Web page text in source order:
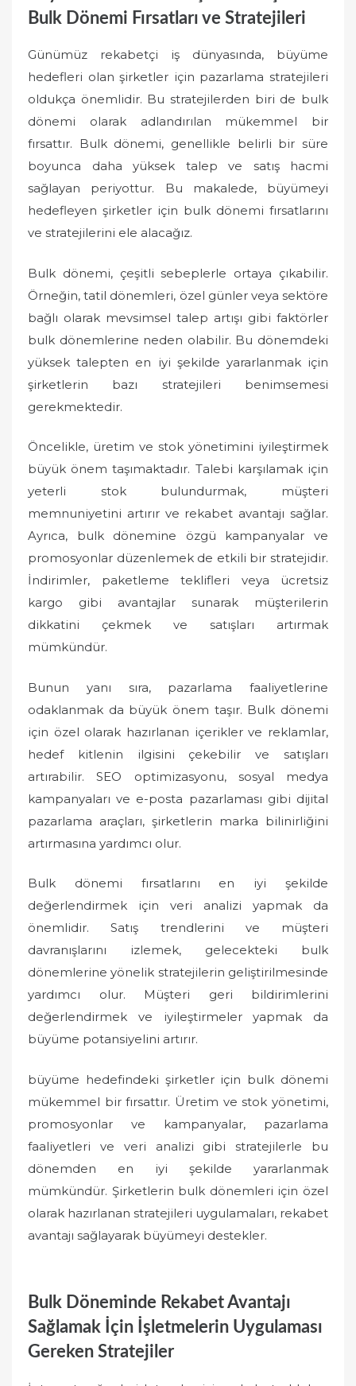
Bulk Dönemi Fırsatları ve Stratejileri
Günümüz rekabetçi iş dünyasında, büyüme
hedefleri olan şirketler için pazarlama stratejileri
oldukça önemlidir. Bu stratejilerden biri de bulk
dönemi olarak adlandırılan mükemmel bir
fırsattır. Bulk dönemi, genellikle belirli bir süre
boyunca daha yüksek talep ve satış hacmi
sağlayan periyottur. Bu makalede, büyümeyi
hedefleyen şirketler için bulk dönemi fırsatlarını
ve stratejilerini ele alacağız.
Bulk dönemi, çeşitli sebeplerle ortaya çıkabilir.
Örneğin, tatil dönemleri, özel günler veya sektöre
bağlı olarak mevsimsel talep artışı gibi faktörler
bulk dönemlerine neden olabilir. Bu dönemdeki
yüksek talepten en iyi şekilde yararlanmak için
şirketlerin bazı stratejileri benimsemesi
gerekmektedir.
Öncelikle, üretim ve stok yönetimini iyileştirmek
büyük önem taşımaktadır. Talebi karşılamak için
yeterli stok bulundurmak, müşteri
memnuniyetini artırır ve rekabet avantajı sağlar.
Ayrıca, bulk dönemine özgü kampanyalar ve
promosyonlar düzenlemek de etkili bir stratejidir.
İndirimler, paketleme teklifleri veya ücretsiz
kargo gibi avantajlar sunarak müşterilerin
dikkatini çekmek ve satışları artırmak
mümkündür.
Bunun yanı sıra, pazarlama faaliyetlerine
odaklanmak da büyük önem taşır. Bulk dönemi
için özel olarak hazırlanan içerikler ve reklamlar,
hedef kitlenin ilgisini çekebilir ve satışları
artırabilir. SEO optimizasyonu, sosyal medya
kampanyaları ve e-posta pazarlaması gibi dijital
pazarlama araçları, şirketlerin marka bilinirliğini
artırmasına yardımcı olur.
Bulk dönemi fırsatlarını en iyi şekilde
değerlendirmek için veri analizi yapmak da
önemlidir. Satış trendlerini ve müşteri
davranışlarını izlemek, gelecekteki bulk
dönemlerine yönelik stratejilerin geliştirilmesinde
yardımcı olur. Müşteri geri bildirimlerini
değerlendirmek ve iyileştirmeler yapmak da
büyüme potansiyelini artırır.
büyüme hedefindeki şirketler için bulk dönemi
mükemmel bir fırsattır. Üretim ve stok yönetimi,
promosyonlar ve kampanyalar, pazarlama
faaliyetleri ve veri analizi gibi stratejilerle bu
dönemden en iyi şekilde yararlanmak
mümkündür. Şirketlerin bulk dönemleri için özel
olarak hazırlanan stratejileri uygulamaları, rekabet
avantajı sağlayarak büyümeyi destekler.
Bulk Döneminde Rekabet Avantajı
Sağlamak İçin İşletmelerin Uygulaması
Gereken Stratejiler